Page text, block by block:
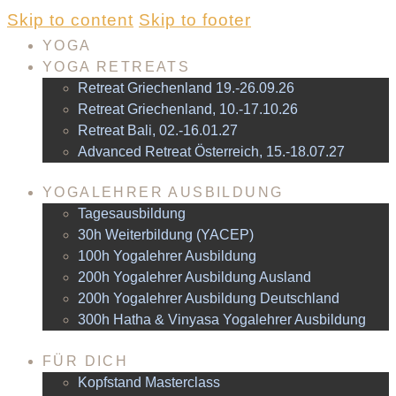
Skip to content Skip to footer
YOGA
YOGA RETREATS
Retreat Griechenland 19.-26.09.26
Retreat Griechenland, 10.-17.10.26
Retreat Bali, 02.-16.01.27
Advanced Retreat Österreich, 15.-18.07.27
YOGALEHRER AUSBILDUNG
Tagesausbildung
30h Weiterbildung (YACEP)
100h Yogalehrer Ausbildung
200h Yogalehrer Ausbildung Ausland
200h Yogalehrer Ausbildung Deutschland
300h Hatha & Vinyasa Yogalehrer Ausbildung
FÜR DICH
Kopfstand Masterclass